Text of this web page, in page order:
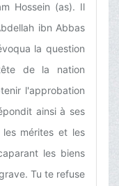
Hossein (as). Il
ibn Abbas
la question
de la nation
l'approbation
ainsi à ses
mérites et les
les biens
Tu te refuse